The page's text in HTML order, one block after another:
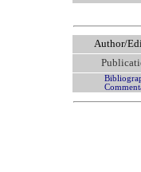
Author/